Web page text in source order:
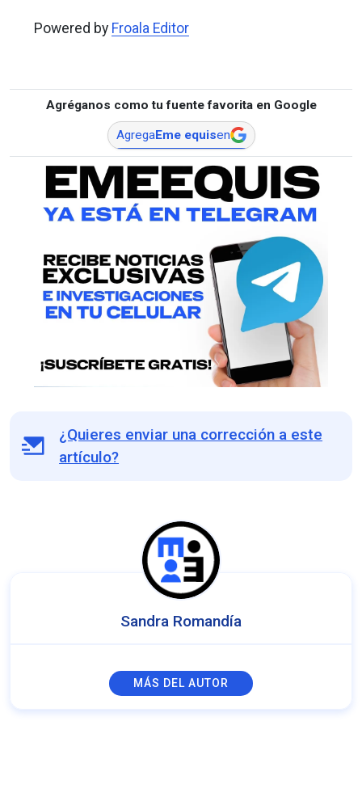
Powered by Froala Editor
Agréganos como tu fuente favorita en Google
AgregaEme equisen
¿Quieres enviar una corrección a este
artículo?
Sandra Romandía
MÁS DEL AUTOR